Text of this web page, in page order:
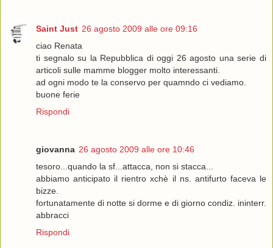
Saint Just 26 agosto 2009 alle ore 09:16
ciao Renata
ti segnalo su la Repubblica di oggi 26 agosto una serie di
articoli sulle mamme blogger molto interessanti.
ad ogni modo te la conservo per quamndo ci vediamo.
buone ferie
Rispondi
giovanna 26 agosto 2009 alle ore 10:46
tesoro...quando la sf...attacca, non si stacca...
abbiamo anticipato il rientro xchè il ns. antifurto faceva le
bizze.
fortunatamente di notte si dorme e di giorno condiz. ininterr.
abbracci
Rispondi